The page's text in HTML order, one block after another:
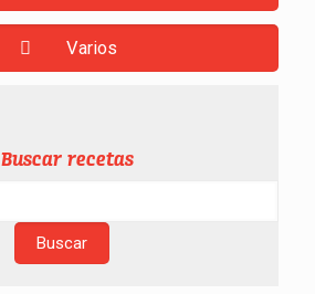
Varios
Buscar recetas